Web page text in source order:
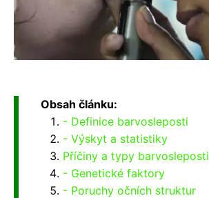
Obsah článku:
- Definice barvosleposti
- Výskyt a statistiky
Příčiny a typy barvosleposti
- Genetické faktory
- Poruchy očních struktur